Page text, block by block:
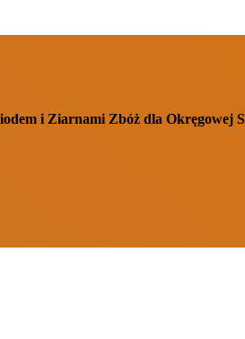
i Ziarnami Zbóż dla Okręgowej